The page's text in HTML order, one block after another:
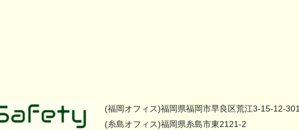
(福岡オフィス)福岡県福岡市早良区荒江3-15-12-301
(糸島オフィス)福岡県糸島市東2121-2